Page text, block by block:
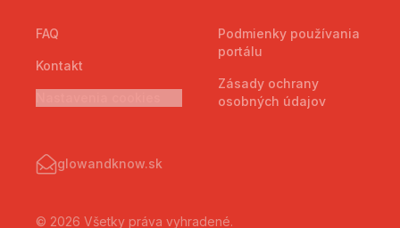
FAQ
Kontakt
Podmienky používania
portálu
Zásady ochrany
osobných údajov
glowandknow.sk
© 2026 Všetky práva vyhradené.